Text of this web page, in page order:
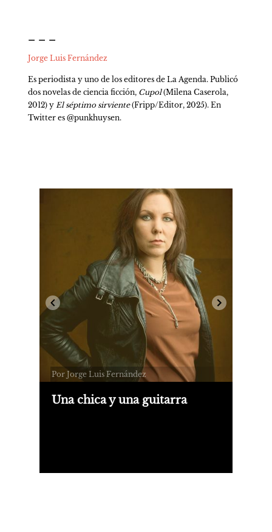
Jorge Luis Fernández
Es periodista y uno de los editores de La Agenda. Publicó
dos novelas de ciencia ficción, Cupol (Milena Caserola,
2012) y El séptimo sirviente (Fripp/Editor, 2025). En
Twitter es @punkhuysen.
Por Jorge Luis Fernández
Una chica y una guitarra